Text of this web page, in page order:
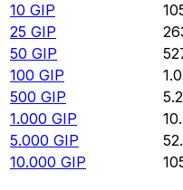
10 GIP
25 GIP
50 GIP
100 GIP
500 GIP
1.000 GIP
5.000 GIP
10.000 GIP